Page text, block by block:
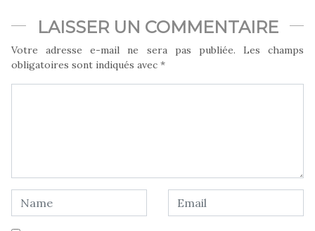
LAISSER UN COMMENTAIRE
Votre adresse e-mail ne sera pas publiée.
Les champs
obligatoires sont indiqués avec *